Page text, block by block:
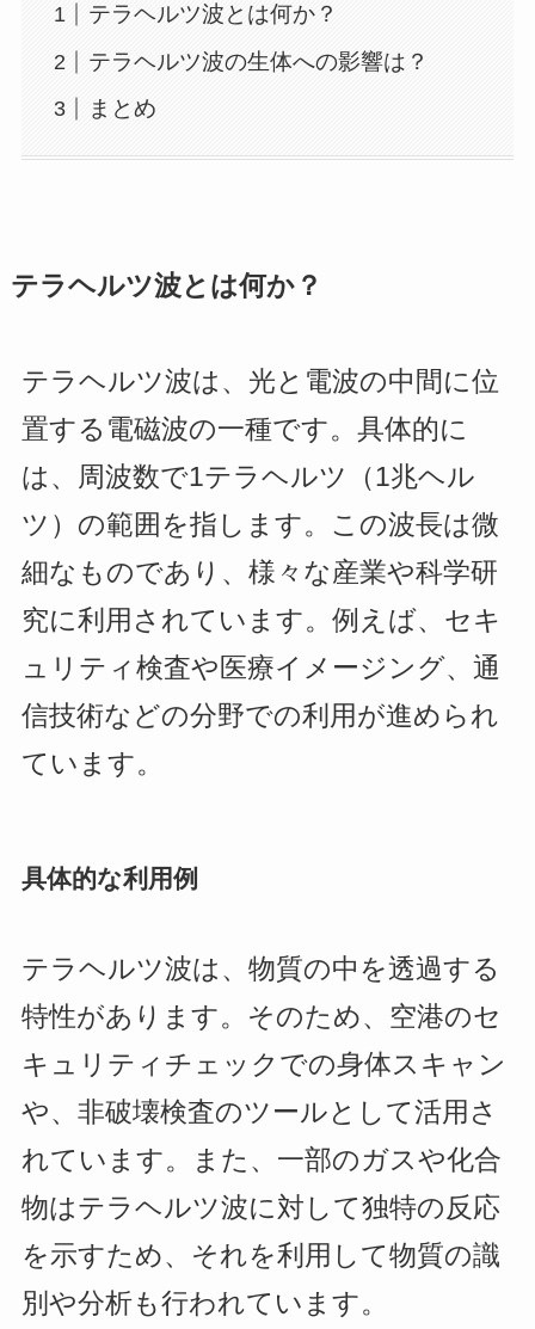
テラヘルツ波とは何か？
テラヘルツ波の生体への影響は？
まとめ
テラヘルツ波とは何か？
テラヘルツ波は、光と電波の中間に位
置する電磁波の一種です。具体的に
は、周波数で1テラヘルツ（1兆ヘル
ツ）の範囲を指します。この波長は微
細なものであり、様々な産業や科学研
究に利用されています。例えば、セキ
ュリティ検査や医療イメージング、通
信技術などの分野での利用が進められ
ています。
具体的な利用例
テラヘルツ波は、物質の中を透過する
特性があります。そのため、空港のセ
キュリティチェックでの身体スキャン
や、非破壊検査のツールとして活用さ
れています。また、一部のガスや化合
物はテラヘルツ波に対して独特の反応
を示すため、それを利用して物質の識
別や分析も行われています。